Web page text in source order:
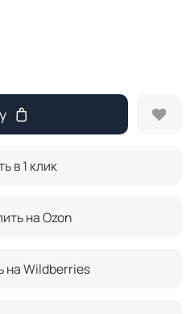
в 1 клик
на Ozon
на Wildberries